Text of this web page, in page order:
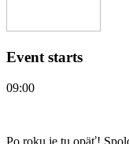
Event starts
09:00